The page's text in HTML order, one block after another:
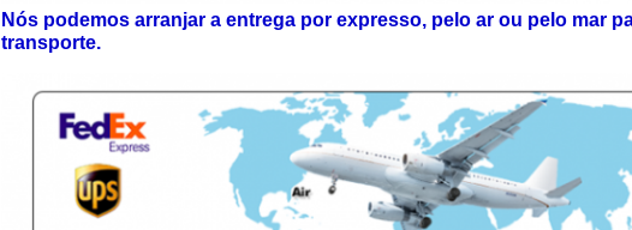
Nós podemos arranjar a entrega por expresso, pelo ar ou pelo mar
transporte.